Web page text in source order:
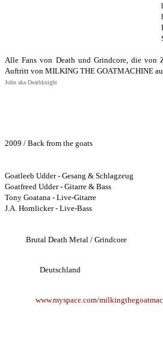
Alle Fans von Death und Grindcore, die von
Auftritt von MILKING THE GOATMACHINE
John aka Deathknight
2009 / Back from the goats
Goatleeb Udder - Gesang & Schlagzeug
Goatfreed Udder - Gitarre & Bass
Tony Goatana - Live-Gitarre
J.A. Hornlicker - Live-Bass
Brutal Death Metal / Grindcore
Deutschland
www.myspace.com/